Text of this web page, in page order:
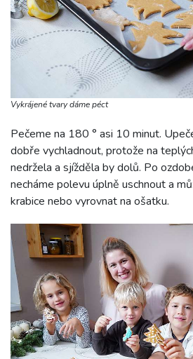
Vykrájené tvary dáme péct
Pečeme na 180 ° asi 10 minut.
dobře vychladnout, protože na
nedržela a sjížděla by dolů. Po
necháme polevu úplně uschnout a
krabice nebo vyrovnat na ošatku.